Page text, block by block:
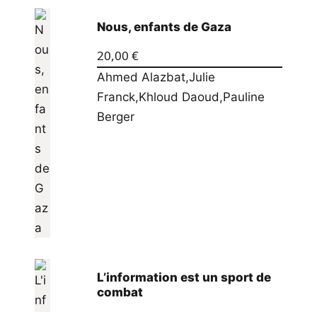
Nous, enfants de Gaza
20,00 €
Ahmed Alazbat,Julie
Franck,Khloud Daoud,Pauline
Berger
L’information est un sport de
combat